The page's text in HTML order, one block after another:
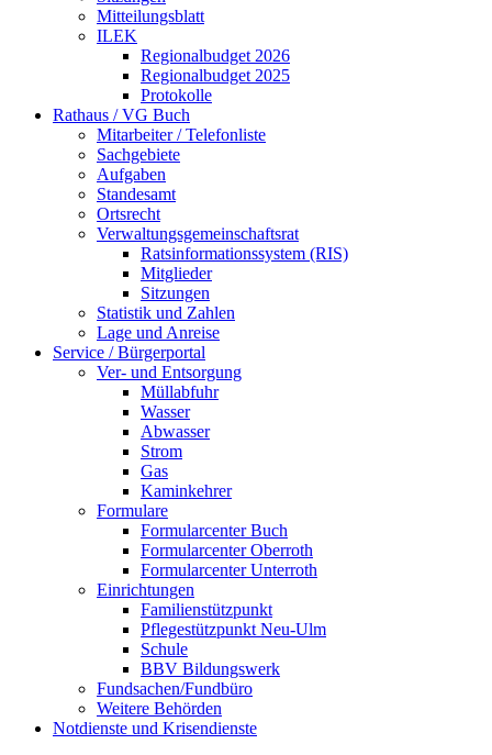
Mitteilungsblatt
ILEK
Regionalbudget 2026
Regionalbudget 2025
Protokolle
Rathaus / VG Buch
Mitarbeiter / Telefonliste
Sachgebiete
Aufgaben
Standesamt
Ortsrecht
Verwaltungsgemeinschaftsrat
Ratsinformationssystem (RIS)
Mitglieder
Sitzungen
Statistik und Zahlen
Lage und Anreise
Service / Bürgerportal
Ver- und Entsorgung
Müllabfuhr
Wasser
Abwasser
Strom
Gas
Kaminkehrer
Formulare
Formularcenter Buch
Formularcenter Oberroth
Formularcenter Unterroth
Einrichtungen
Familienstützpunkt
Pflegestützpunkt Neu-Ulm
Schule
BBV Bildungswerk
Fundsachen/Fundbüro
Weitere Behörden
Notdienste und Krisendienste